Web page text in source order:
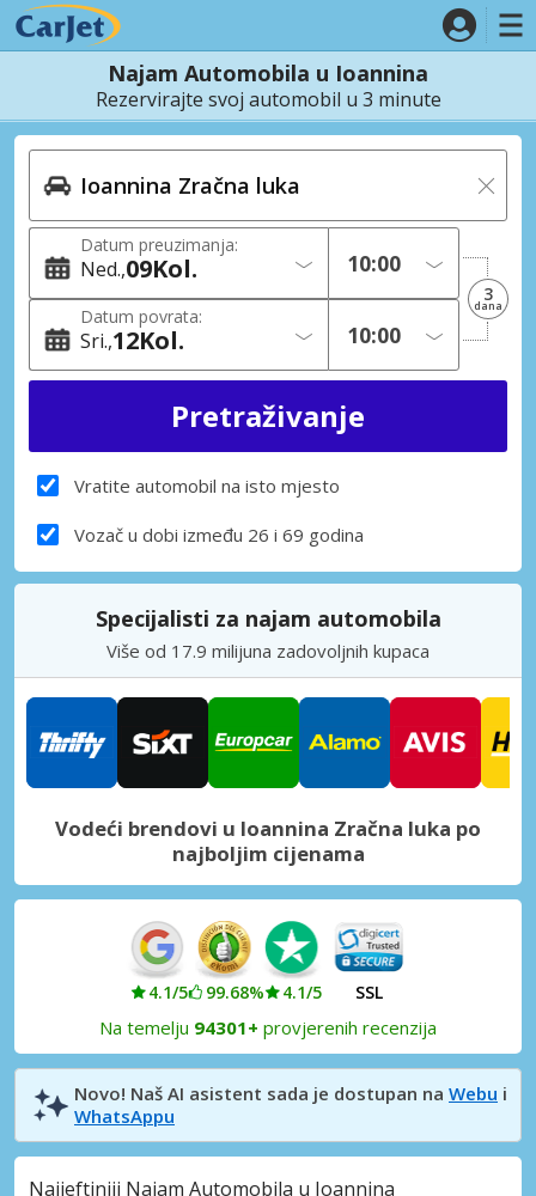
Najam Automobila u Ioannina
Rezervirajte svoj automobil u 3 minute
Datum preuzimanja:
Ned. 09Kol.
Datum povrata:
Sri. 12Kol.
3
dana
Vratite automobil na isto mjesto
Vozač u dobi između 26 i 69 godina
Specijalisti za najam automobila
Više od 17.9 milijuna zadovoljnih kupaca
Vodeći brendovi u Ioannina Zračna luka po
najboljim cijenama
4.1/5 99.68% 4.1/5 SSL
Na temelju 94301+ provjerenih recenzija
Novo! Naš AI asistent sada je dostupan na Webu i
WhatsAppu
Najjeftiniji Najam Automobila u Ioannina